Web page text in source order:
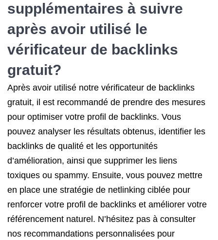
supplémentaires à suivre
après avoir utilisé le
vérificateur de backlinks
gratuit?
Après avoir utilisé notre vérificateur de backlinks
gratuit, il est recommandé de prendre des mesures
pour optimiser votre profil de backlinks. Vous
pouvez analyser les résultats obtenus, identifier les
backlinks de qualité et les opportunités
d’amélioration, ainsi que supprimer les liens
toxiques ou spammy. Ensuite, vous pouvez mettre
en place une stratégie de netlinking ciblée pour
renforcer votre profil de backlinks et améliorer votre
référencement naturel. N’hésitez pas à consulter
nos recommandations personnalisées pour